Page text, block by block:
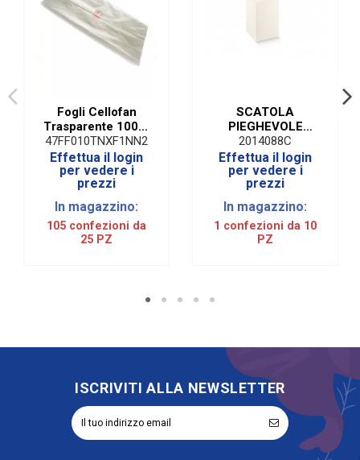
Fogli Cellofan
Trasparente 100 X
130 Cm (25 PZ)
47FF010TNXF1NN2
Effettua il login
per vedere i
prezzi
In magazzino:
105 confezioni da
25 PZ
SCATOLA
PIEGHEVOLE
SETA BIANCO
10X10X20 Cm (10
PZ)
2014088C
Effettua il login
per vedere i
prezzi
In magazzino:
1 confezioni da 10
PZ
ISCRIVITI ALLA NEWSLETTER